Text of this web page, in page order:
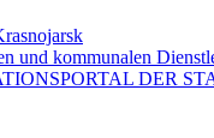
und kommunalen
DER